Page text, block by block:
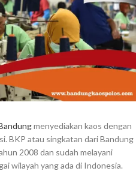
menyediakan kaos dengan
BKP atau singkatan dari Bandung
2008 dan sudah melayani
wilayah yang ada di Indonesia.